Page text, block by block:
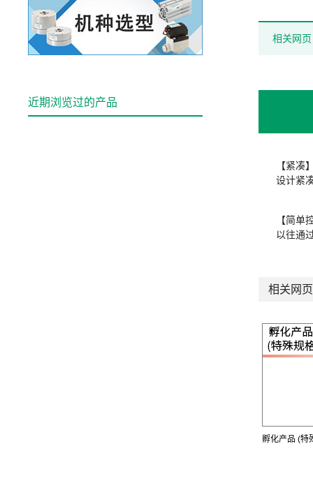
相关网页
【紧凑
设计紧
【简单
以往通
相关网页
孵化产品 (特
近期浏览过的产品